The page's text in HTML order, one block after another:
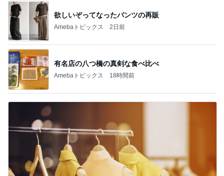
欲しいぞってなったパンツの再販
Amebaトピックス 2日前
有名店の八つ橋の真剣な食べ比べ
Amebaトピックス 18時間前